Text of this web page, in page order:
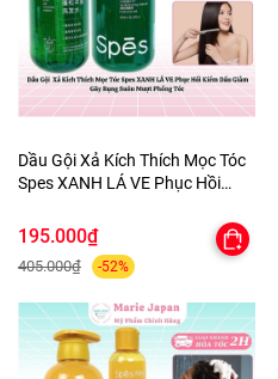
Dầu Gội Xả Kích Thích Mọc Tóc
Spes XANH LÁ VE Phục Hồi
Mượt Phồng Tóc
195.000₫
405.000₫ -52%